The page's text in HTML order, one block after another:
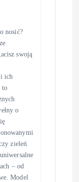
nosić?
swoją
ich
to
o
zieleń
– od
Model